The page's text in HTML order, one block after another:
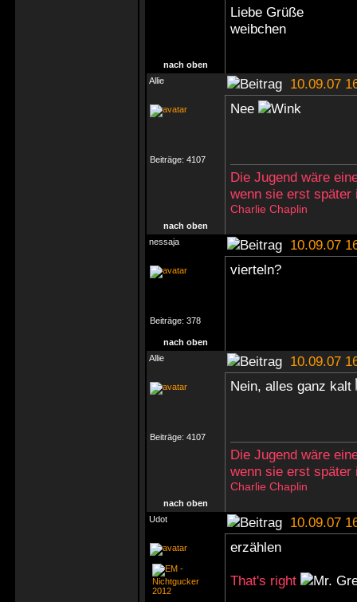
Liebe Grüße
weibchen
nach oben
Allie
10.09.07
Beiträge: 4107
Nee
Die Jugend wäre
wenn sie erst später
Charlie Chaplin
nach oben
nessaja
10.09.07
Beiträge: 378
vierteln?
nach oben
Allie
10.09.07
Beiträge: 4107
Nein, alles ganz kalt
Die Jugend wäre
wenn sie erst später
Charlie Chaplin
nach oben
Udot
10.09.07
erzählen
That's right